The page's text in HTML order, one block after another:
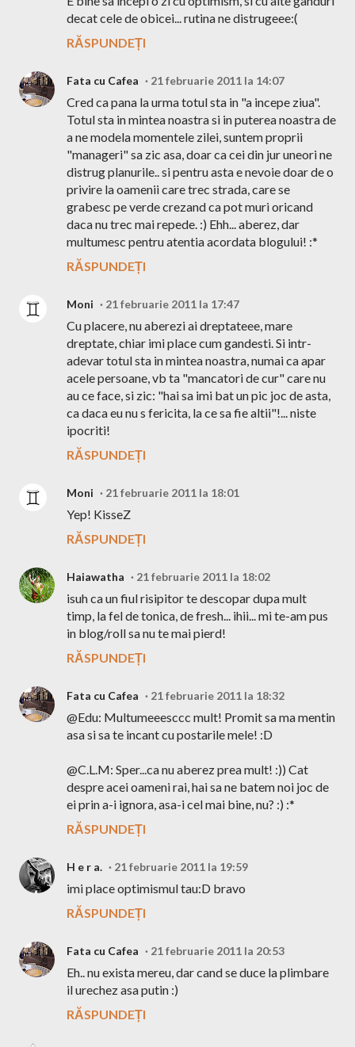
decat cele de obicei... rutina ne distrugeee:(
RĂSPUNDEȚI
Fata cu Cafea 21 februarie 2011 la 14:07
Cred ca pana la urma totul sta in "a incepe ziua".
Totul sta in mintea noastra si in puterea noastra de
a ne modela momentele zilei, suntem proprii
"manageri" sa zic asa, doar ca cei din jur uneori ne
distrug planurile.. si pentru asta e nevoie doar de o
privire la oamenii care trec strada, care se
grabesc pe verde crezand ca pot muri oricand
daca nu trec mai repede. :) Ehh... aberez, dar
multumesc pentru atentia acordata blogului! :*
RĂSPUNDEȚI
Moni 21 februarie 2011 la 17:47
Cu placere, nu aberezi ai dreptateee, mare
dreptate, chiar imi place cum gandesti. Si intr-
adevar totul sta in mintea noastra, numai ca apar
acele persoane, vb ta "mancatori de cur" care nu
au ce face, si zic: "hai sa imi bat un pic joc de asta,
ca daca eu nu s fericita, la ce sa fie altii"!... niste
ipocriti!
RĂSPUNDEȚI
Moni 21 februarie 2011 la 18:01
Yep! KisseZ
RĂSPUNDEȚI
Haiawatha 21 februarie 2011 la 18:02
isuh ca un fiul risipitor te descopar dupa mult
timp, la fel de tonica, de fresh... ihii... mi te-am pus
in blog/roll sa nu te mai pierd!
RĂSPUNDEȚI
Fata cu Cafea 21 februarie 2011 la 18:32
@Edu: Multumeeesccc mult! Promit sa ma mentin
asa si sa te incant cu postarile mele! :D
@C.L.M: Sper...ca nu aberez prea mult! :)) Cat
despre acei oameni rai, hai sa ne batem noi joc de
ei prin a-i ignora, asa-i cel mai bine, nu? :) :*
RĂSPUNDEȚI
H e r a. 21 februarie 2011 la 19:59
imi place optimismul tau:D bravo
RĂSPUNDEȚI
Fata cu Cafea 21 februarie 2011 la 20:53
Eh.. nu exista mereu, dar cand se duce la plimbare
il urechez asa putin :)
RĂSPUNDEȚI